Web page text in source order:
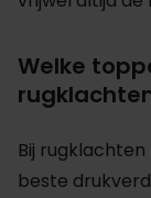
Welke
Bij
beste